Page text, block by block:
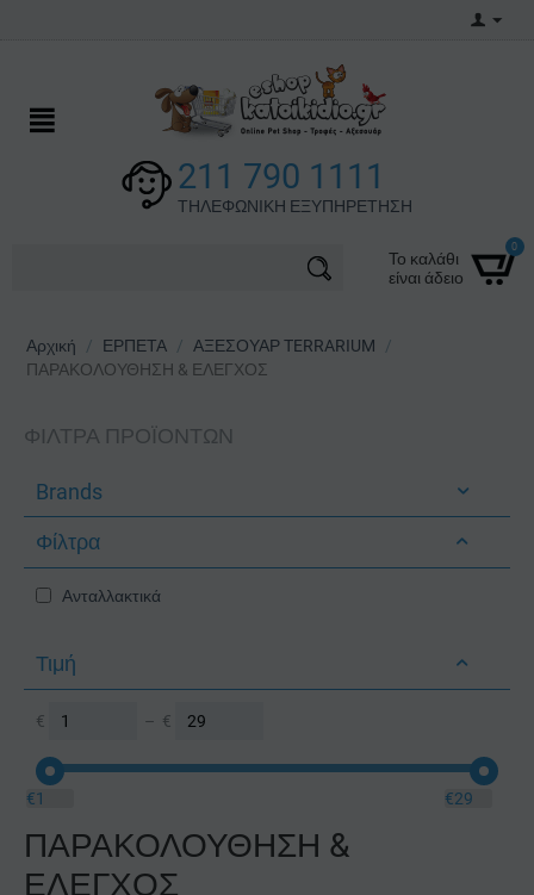
211 790 1111
ΤΗΛΕΦΩΝΙΚΗ ΕΞΥΠΗΡΕΤΗΣΗ
Το καλάθι
είναι άδειο
0
Αρχική / ΕΡΠΕΤΑ / ΑΞΕΣΟΥΑΡ TERRARIUM
/
ΠΑΡΑΚΟΛΟΥΘΗΣΗ & ΕΛΕΓΧΟΣ
ΦΊΛΤΡΑ ΠΡΟΪΌΝΤΩΝ
Brands
Φίλτρα
Ανταλλακτικά
Τιμή
€ – €
€1 €29
ΠΑΡΑΚΟΛΟΥΘΗΣΗ &
ΕΛΕΓΧΟΣ